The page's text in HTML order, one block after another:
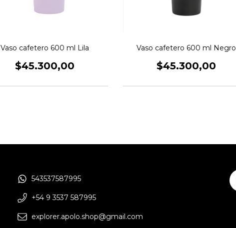
Vaso cafetero 600 ml Lila
$45.300,00
Vaso cafetero 600 ml Negro
$45.300,00
543537587995
+54 9 3537 587995
explorer.apolo.shop@gmail.com